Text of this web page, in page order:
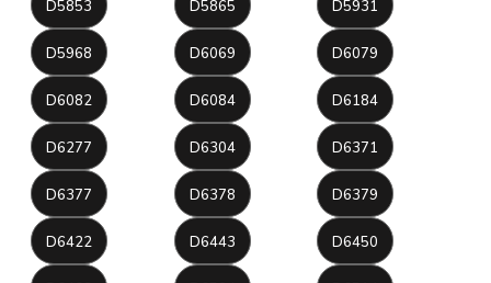
D5853 D5865 D5931
D5968 D6069 D6079
D6082 D6084 D6184
D6277 D6304 D6371
D6377 D6378 D6379
D6422 D6443 D6450